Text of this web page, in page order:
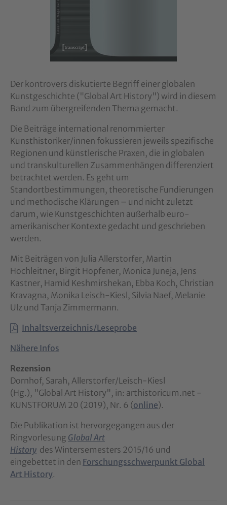
Der kontrovers diskutierte Begriff einer globalen
Kunstgeschichte ("Global Art History") wird in diesem
Band zum übergreifenden Thema gemacht.
Die Beiträge international renommierter
Kunsthistoriker/innen fokussieren jeweils spezifische
Regionen und künstlerische Praxen, die in globalen
und transkulturellen Zusammenhängen differenziert
betrachtet werden. Es geht um
Standortbestimmungen, theoretische Fundierungen
und methodische Klärungen – und nicht zuletzt
darum, wie Kunstgeschichten außerhalb euro-
amerikanischer Kontexte gedacht und geschrieben
werden.
Mit Beiträgen von Julia Allerstorfer, Martin
Hochleitner, Birgit Hopfener, Monica Juneja, Jens
Kastner, Hamid Keshmirshekan, Ebba Koch, Christian
Kravagna, Monika Leisch-Kiesl, Silvia Naef, Melanie
Ulz und Tanja Zimmermann.
Inhaltsverzeichnis/Leseprobe
Nähere Infos
Rezension
Dornhof, Sarah, Allerstorfer/Leisch-Kiesl
(Hg.), "Global Art History", in: arthistoricum.net -
KUNSTFORUM 20 (2019), Nr. 6 (online).
Die Publikation ist hervorgegangen aus der
Ringvorlesung Global Art
History des Wintersemesters 2015/16 und
eingebettet in den Forschungsschwerpunkt Global
Art History.